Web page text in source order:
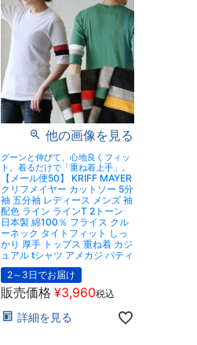
他の画像を見る
グーンと伸びて、心地良くフィッ
ト。着るだけで「重ね着上手」。
【メール便50】 KRIFF MAYER
クリフメイヤー カットソー 5分
袖 五分袖 レディース メンズ 袖
配色 ライン ラインT 2トーン
日本製 綿100％ フライス クル
ーネック タイトフィット しっ
かり 厚手 トップス 重ね着 カジ
ュアル tシャツ アメカジ パティ
2～3日でお届け
販売価格 ¥3,960税込
詳細を見る